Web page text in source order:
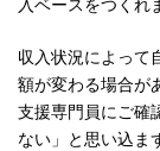
入ベースをつくれ
収入状況によって
額が変わる場合が
支援専門員にご確
ない」と思い込ま